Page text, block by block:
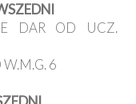
DAR OD UCZ.
6